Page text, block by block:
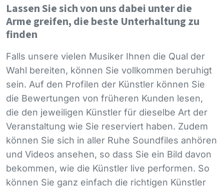
Lassen Sie sich von uns dabei unter die
Arme greifen, die beste Unterhaltung zu
finden
Falls unsere vielen Musiker Ihnen die Qual der
Wahl bereiten, können Sie vollkommen beruhigt
sein. Auf den Profilen der Künstler können Sie
die Bewertungen von früheren Kunden lesen,
die den jeweiligen Künstler für dieselbe Art der
Veranstaltung wie Sie reserviert haben. Zudem
können Sie sich in aller Ruhe Soundfiles anhören
und Videos ansehen, so dass Sie ein Bild davon
bekommen, wie die Künstler live performen. So
können Sie ganz einfach die richtigen Künstler